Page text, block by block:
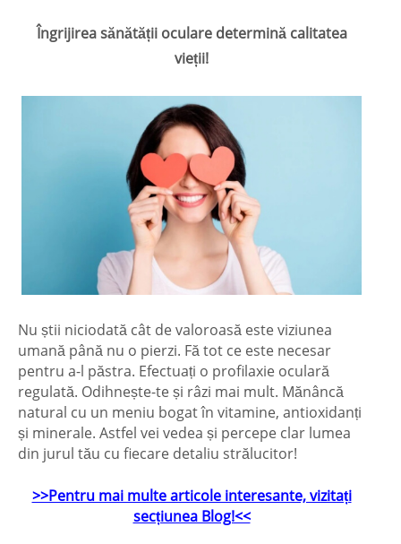
Îngrijirea sănătății oculare determină calitatea
vieții!
Nu știi niciodată cât de valoroasă este viziunea
umană până nu o pierzi. Fă tot ce este necesar
pentru a-l păstra. Efectuați o profilaxie oculară
regulată. Odihnește-te și râzi mai mult. Mănâncă
natural cu un meniu bogat în vitamine, antioxidanți
și minerale. Astfel vei vedea și percepe clar lumea
din jurul tău cu fiecare detaliu strălucitor!
>>Pentru mai multe articole interesante, vizitați
secțiunea Blog!<<